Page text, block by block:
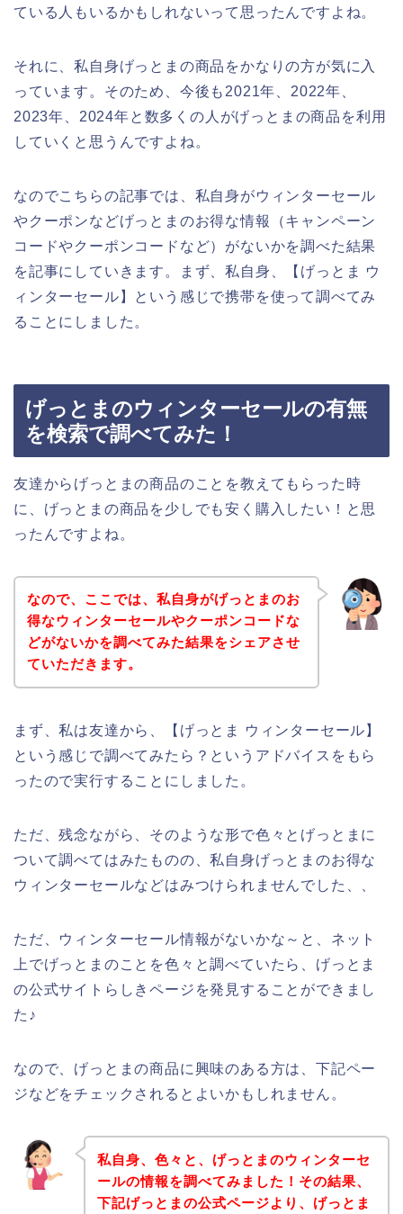
ている人もいるかもしれないって思ったんですよね。
それに、私自身げっとまの商品をかなりの方が気に入
っています。そのため、今後も2021年、2022年、
2023年、2024年と数多くの人がげっとまの商品を利用
していくと思うんですよね。
なのでこちらの記事では、私自身がウィンターセール
やクーポンなどげっとまのお得な情報（キャンペーン
コードやクーポンコードなど）がないかを調べた結果
を記事にしていきます。まず、私自身、【げっとま ウ
ィンターセール】という感じで携帯を使って調べてみ
ることにしました。
げっとまのウィンターセールの有無
を検索で調べてみた！
友達からげっとまの商品のことを教えてもらった時
に、げっとまの商品を少しでも安く購入したい！と思
ったんですよね。
なので、ここでは、私自身がげっとまのお
得なウィンターセールやクーポンコードな
どがないかを調べてみた結果をシェアさせ
ていただきます。
まず、私は友達から、【げっとま ウィンターセール】
という感じで調べてみたら？というアドバイスをもら
ったので実行することにしました。
ただ、残念ながら、そのような形で色々とげっとまに
ついて調べてはみたものの、私自身げっとまのお得な
ウィンターセールなどはみつけられませんでした、、
ただ、ウィンターセール情報がないかな～と、ネット
上でげっとまのことを色々と調べていたら、げっとま
の公式サイトらしきページを発見することができまし
た♪
なので、げっとまの商品に興味のある方は、下記ペー
ジなどをチェックされるとよいかもしれません。
私自身、色々と、げっとまのウィンターセ
ールの情報を調べてみました！その結果、
下記げっとまの公式ページより、げっとま